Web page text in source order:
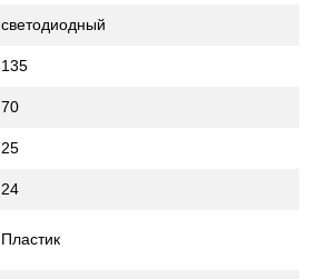
cветодиодный
135
70
25
24
Пластик